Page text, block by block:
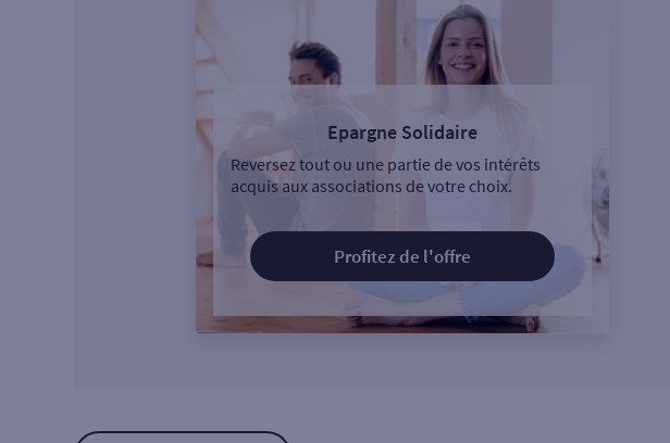
Epargne Solidaire
Reversez tout ou une partie de vos intérêts
acquis aux associations de votre choix.
Profitez de l'offre